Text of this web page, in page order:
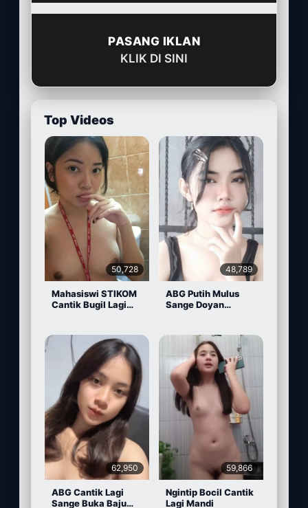
PASANG IKLAN
KLIK DI SINI
Top Videos
50,728
Mahasiswi STIKOM
Cantik Bugil Lagi
48,789
ABG Putih Mulus
Sange Doyan
62,950
ABG Cantik Lagi
Sange Buka Baju
59,866
Ngintip Bocil Cantik
Lagi Mandi